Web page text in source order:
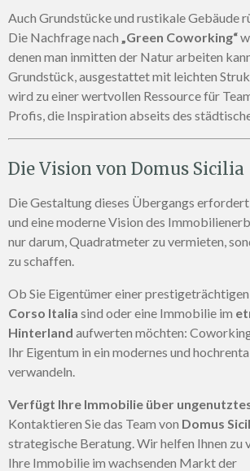
Auch Grundstücke und rustikale Gebäude
Die Nachfrage nach „Green Coworking“
denen man inmitten der Natur arbeiten
Grundstück, ausgestattet mit leichten
wird zu einer wertvollen Ressource für
Profis, die Inspiration abseits des
Die Vision von Domus Sicilia
Die Gestaltung dieses Übergangs
und eine moderne Vision des
nur darum, Quadratmeter zu vermieten,
zu schaffen.
Ob Sie Eigentümer einer
Corso Italia sind oder eine Immobilie im
Hinterland aufwerten möchten:
Ihr Eigentum in ein modernes und
verwandeln.
Verfügt Ihre Immobilie über
Kontaktieren Sie das Team von Domus
strategische Beratung. Wir helfen Ihnen zu
Ihre Immobilie im wachsenden Markt der